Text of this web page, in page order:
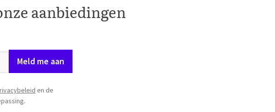
aanbiedingen
Meld me aan
en de